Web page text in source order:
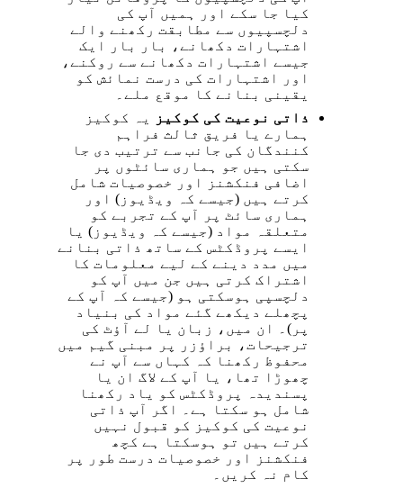
کیا جا سکے اور ہمیں آپ کی
دلچسپیوں سے مطابقت رکھنے والے
اشتہارات دکھانے، بار بار ایک
جیسے اشتہارات دکھانے سے روکنے،
اور اشتہارات کی درست نمائش کو
یقینی بنانے کا موقع ملے۔
ذاتی نوعیت کی کوکیز
یہ کوکیز
ہمارے یا فریق ثالث فراہم
کنندگان کی جانب سے ترتیب دی جا
سکتی ہیں جو ہماری سائٹوں پر
اضافی فنکشنز اور خصوصیات شامل
کرتے ہیں (جیسے کہ ویڈیوز) اور
ہماری سائٹ پر آپ کے تجربے کو
متعلقہ مواد (جیسے کہ ویڈیوز) یا
ایسے پروڈکٹس کے ساتھ ذاتی بنانے
میں مدد دینے کے لیے معلومات کا
اشتراک کرتی ہیں جن میں آپ کو
دلچسپی ہوسکتی ہو (جیسے کہ آپ کے
پچھلے دیکھے گئے مواد کی بنیاد
پر)۔ ان میں، زبان یا لے آؤٹ کی
ترجیحات، براؤزر پر مبنی گیم میں
محفوظ رکھنا کہ کہاں سے آپ نے
چھوڑا تھا، یا آپ کے لاگ ان یا
پسندیدہ پروڈکٹس کو یاد رکھنا
شامل ہو سکتا ہے۔ اگر آپ ذاتی
نوعیت کی کوکیز کو قبول نہیں
کرتے ہیں تو ہوسکتا ہے کچھ
فنکشنز اور خصوصیات درست طور پر
کام نہ کریں۔